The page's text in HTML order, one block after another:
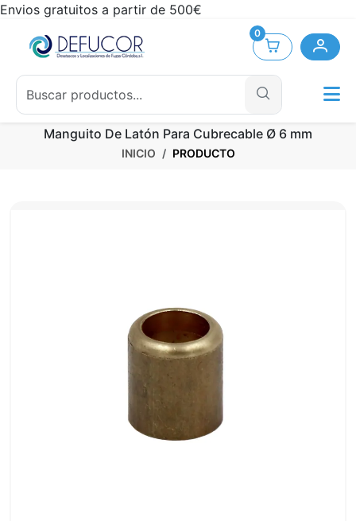
Envios gratuitos a partir de 500€
0
Manguito De Latón Para Cubrecable Ø 6 mm
INICIO PRODUCTO